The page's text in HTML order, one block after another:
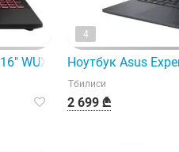
WUXGA 165 Гц Ryzen 7
4
Ноутбук Asus
Тбилиси
2 699 ₾